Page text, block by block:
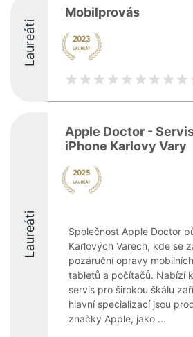
Laureáti
Mobilprovás
Laureáti
Apple Doctor -
iPhone Karlovy Vary
Společnost Apple Doctor
Karlových Varech, kde se
pozáruční opravy
tabletů a počítačů. Nabízí
servis pro širokou škálu
hlavní specializací jsou
značky Apple, jako ...